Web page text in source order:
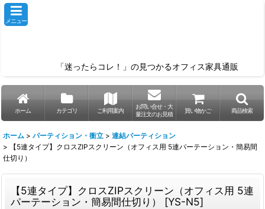
メニュー
「迷ったらコレ！」の見つかるオフィス家具通販
ホーム カテゴリ ご利用案内
お問い合せ・大
量注文のお見積
買い物かご 商品検索
ホーム > パーティション・衝立 > 連結パーティション
>
【5連タイプ】クロスZIPスクリーン（オフィス用 5連パーテーション・簡易間
仕切り）
【5連タイプ】クロスZIPスクリーン（オフィス用 5連
パーテーション・簡易間仕切り）
[YS-N5]